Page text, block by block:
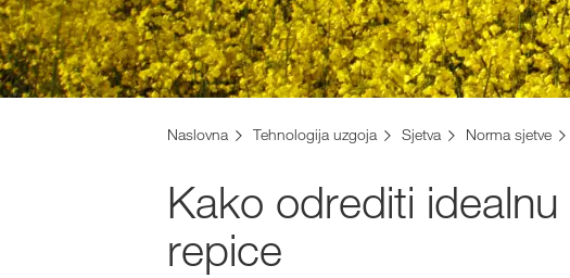
Naslovna Tehnologija uzgoja Sjetva Norma sjetve
Kako odrediti
repice